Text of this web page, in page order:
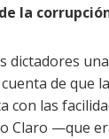
la
dictadores
de que
las
Claro —que